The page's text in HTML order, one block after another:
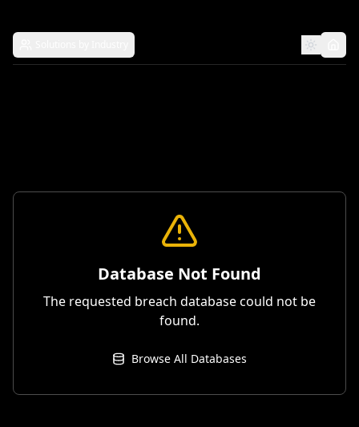
Database Not Found
The requested breach database could not be
found.
Browse All Databases